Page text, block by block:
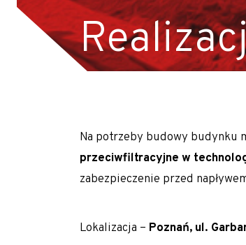
Specjalista ds. kosztorysowania i
Operator palownicy (K/M)
Projektant geotechniczny (K/M)
Park maszynowy
Specjaliści w dziedzinie
Zespół Tergon
Polityka prywatności
Na potrzeby budowy budynku
przeciwfiltracyjne w
zabezpieczenie przed
Lokalizacja – Poznań, ul.